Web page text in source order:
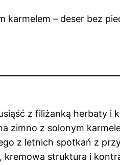
z filiżanką herbaty i
zimno z solonym
z letnich spotkań z
struktura i